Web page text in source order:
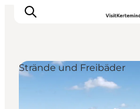
Sehenswürdigkeiten
Strände und Freibäder